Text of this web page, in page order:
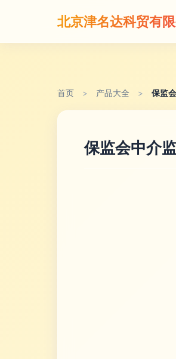
北京津名达科贸有
首页 > 产品大全 > 保监
保监会中介